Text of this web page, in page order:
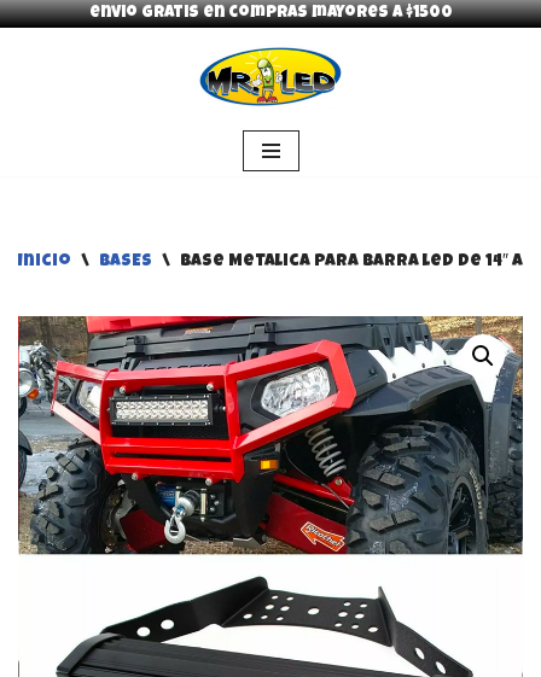
envio gratis en compras mayores a $1500
Inicio \ BASES \ Base Metalica Para Barra led De 14″